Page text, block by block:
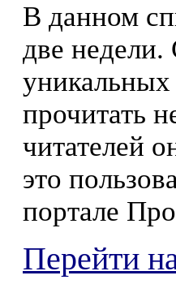
В данном
две недели.
уникальных
прочитать
читателей
это
портале
Перейти